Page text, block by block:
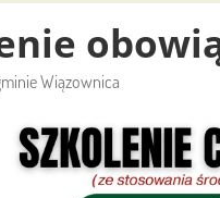
Wiązownica